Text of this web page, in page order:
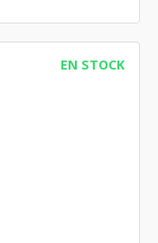
EN STOCK